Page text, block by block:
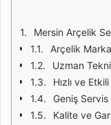
Mersin Arçelik
Arçelik
Uzman
Hızlı ve
Geniş Servis
Kalite ve